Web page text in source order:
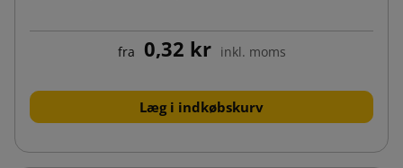
fra 0,32 kr inkl. moms
Læg i indkøbskurv